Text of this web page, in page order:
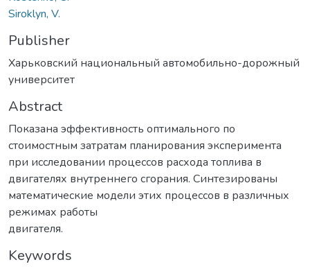
Siroklyn, V.
Publisher
Харьковский национальный автомобильно-дорожный
университет
Abstract
Показана эффективность оптимального по
стоимостным затратам планирования эксперимента
при исследовании процессов расхода топлива в
двигателях внутреннего сгорания. Синтезированы
математические модели этих процессов в различных
режимах работы
двигателя.
Keywords